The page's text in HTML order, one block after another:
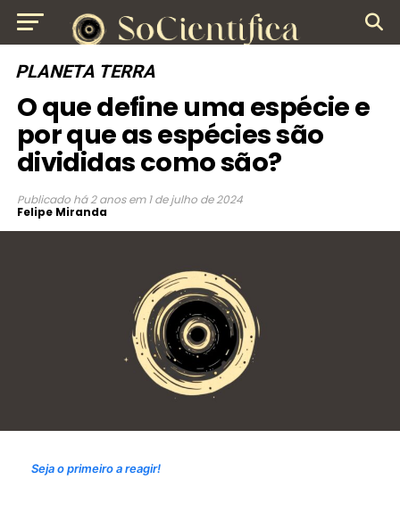
PLANETA TERRA
O que define uma espécie e
por que as espécies são
divididas como são?
Publicado há 2 anos em 1 de julho de 2024
Felipe Miranda
Seja o primeiro a reagir!